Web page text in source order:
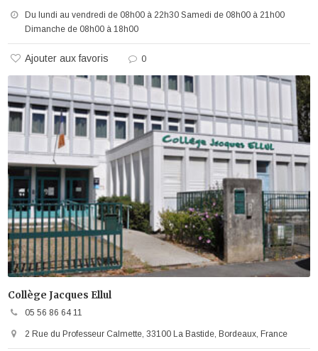
Du lundi au vendredi de 08h00 à 22h30 Samedi de 08h00 à 21h00
Dimanche de 08h00 à 18h00
Ajouter aux favoris 0
Collège Jacques Ellul
05 56 86 64 11
2 Rue du Professeur Calmette, 33100 La Bastide, Bordeaux, France